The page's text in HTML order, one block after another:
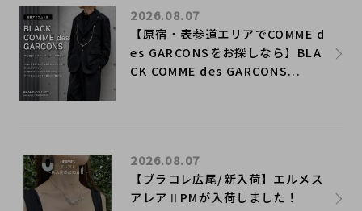
【原宿・表参道エリアでCOMME d
es GARCONSをお探しなら】BLA
CK COMME des GARCONS...
2026.08.07
【ブラコレ広尾/新入荷】エルメス
アレアⅡPMが入荷しました！
2026.08.07